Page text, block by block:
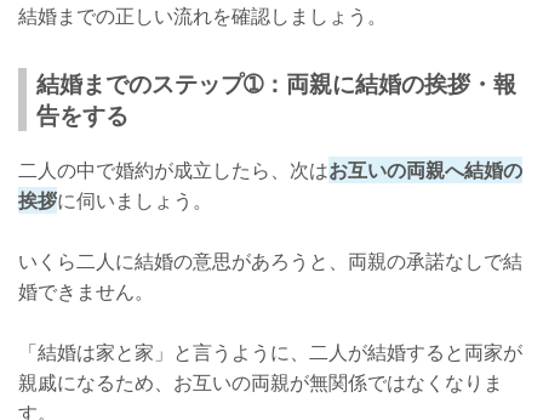
結婚までの正しい流れを確認しましょう。
結婚までのステップ➀：両親に結婚の挨拶・報
告をする
二人の中で婚約が成立したら、次はお互いの両親へ結婚の
挨拶に伺いましょう。
いくら二人に結婚の意思があろうと、両親の承諾なしで結
婚できません。
「結婚は家と家」と言うように、二人が結婚すると両家が
親戚になるため、お互いの両親が無関係ではなくなりま
す。